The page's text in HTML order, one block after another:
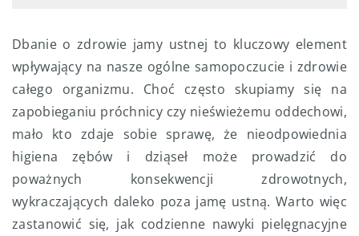
Dbanie o zdrowie jamy ustnej to kluczowy element
wpływający na nasze ogólne samopoczucie i zdrowie
całego organizmu. Choć często skupiamy się na
zapobieganiu próchnicy czy nieświeżemu oddechowi,
mało kto zdaje sobie sprawę, że nieodpowiednia
higiena zębów i dziąseł może prowadzić do
poważnych konsekwencji zdrowotnych,
wykraczających daleko poza jamę ustną. Warto więc
zastanowić się, jak codzienne nawyki pielęgnacyjne